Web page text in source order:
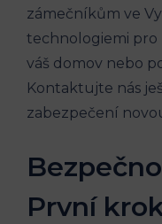
zámečníkům ve
technologiemi pro
váš domov nebo
Kontaktujte nás
zabezpečení
První